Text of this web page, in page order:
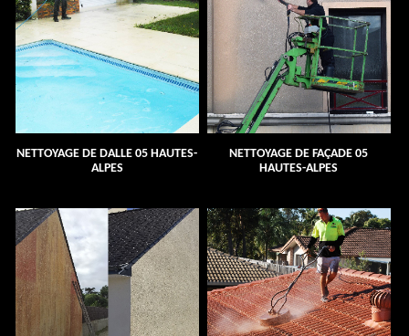
NETTOYAGE DE DALLE 05 HAUTES-
ALPES
NETTOYAGE DE FAÇADE 05
HAUTES-ALPES